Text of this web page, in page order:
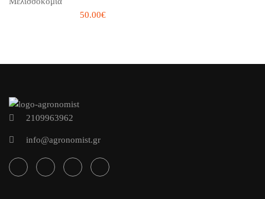
50.00€
2109963962
info@agronomist.gr